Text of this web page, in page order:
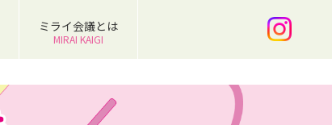
ミライ会議とは
MIRAI KAIGI